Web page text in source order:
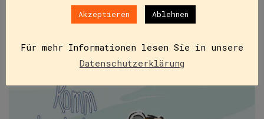
Akzeptieren Ablehnen
Für mehr Informationen lesen Sie in unsere
Datenschutzerklärung